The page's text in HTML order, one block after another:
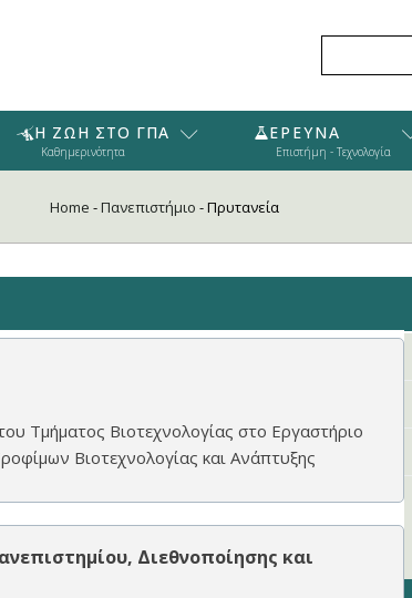
Η ΖΩΗ ΣΤΟ ΓΠΑ
Καθημερινότητα
ΕΡΕΥΝΑ
Επιστήμη - Τεχνολογία
Home -Πανεπιστήμιο -Πρυτανεία
Τμήματος Βιοτεχνολογίας στο Εργαστήριο
Βιοτεχνολογίας και Ανάπτυξης
Διεθνοποίησης και